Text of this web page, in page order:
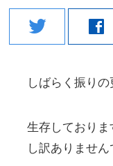
twitter facebook
しばらく振り
生存しておりま
し訳ありません